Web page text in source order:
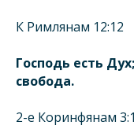
К Римлянам 12:12
Господь есть
свобода.
2-е Коринфянам